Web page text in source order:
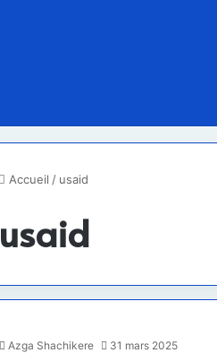
Accueil / usaid
usaid
Azga Shachikere 31 mars 2025